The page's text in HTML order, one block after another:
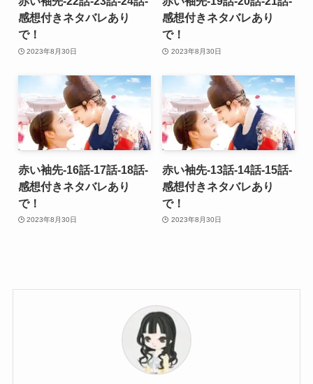
感想付きネタバレあり
で！
2023年8月30日
感想付きネタバレあり
で！
2023年8月30日
赤い袖先-16話-17話-18話-
感想付きネタバレあり
で！
2023年8月30日
赤い袖先-13話-14話-15話-
感想付きネタバレあり
で！
2023年8月30日